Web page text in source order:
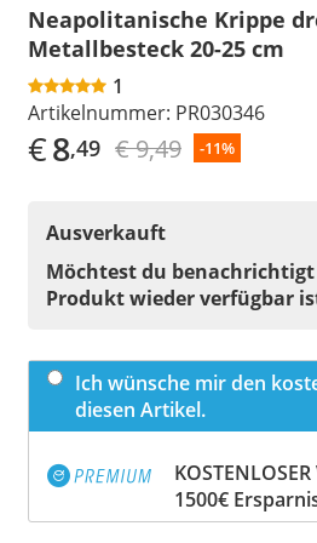
Neapolitanische Krippe
Metallbesteck 20-25 cm
1
Artikelnummer: PR030346
€8,49 € 9,49 -11%
Ausverkauft
Möchtest du
Produkt wieder verfügbar
Ich wünsche mir den
diesen Artikel.
1500€